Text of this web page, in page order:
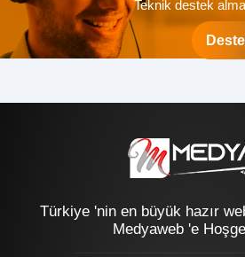
Teknik destek
Türkiye 'nin en büyük hazır
Medyaweb 'e